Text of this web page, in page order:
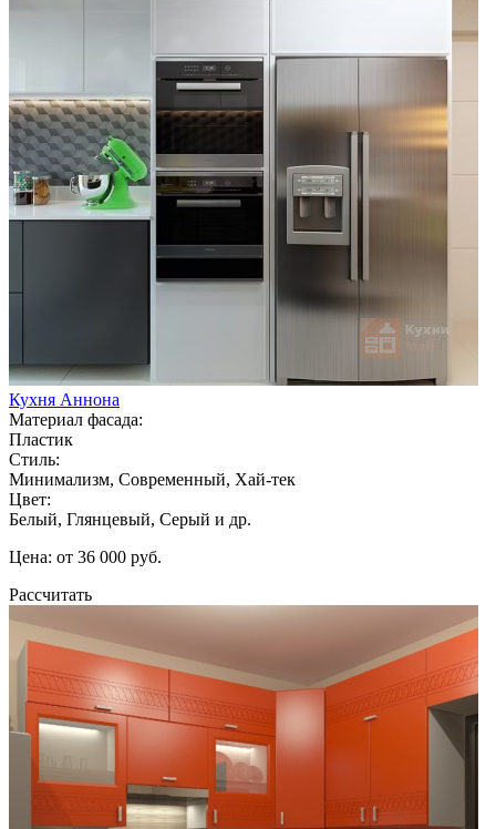
Кухня Аннона
Материал фасада:
Пластик
Стиль:
Минимализм, Современный, Хай-тек
Цвет:
Белый, Глянцевый, Серый и др.
Цена: от 36 000 руб.
Рассчитать